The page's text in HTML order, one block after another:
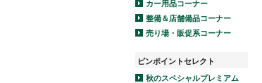
カー用品コーナー
整備＆店舗備品コーナー
売り場・販促系コーナー
ピンポイントセレクト
秋のスペシャルプレミアム